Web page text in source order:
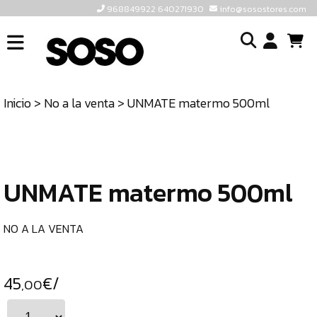
968849922 640271930 info@sosostores.com
INICIO
TIENDA
640271930
Inicio> No a la venta> UNMATE matermo 500ml
UNMATE matermo 500ml
NO A LA VENTA
45,00€/